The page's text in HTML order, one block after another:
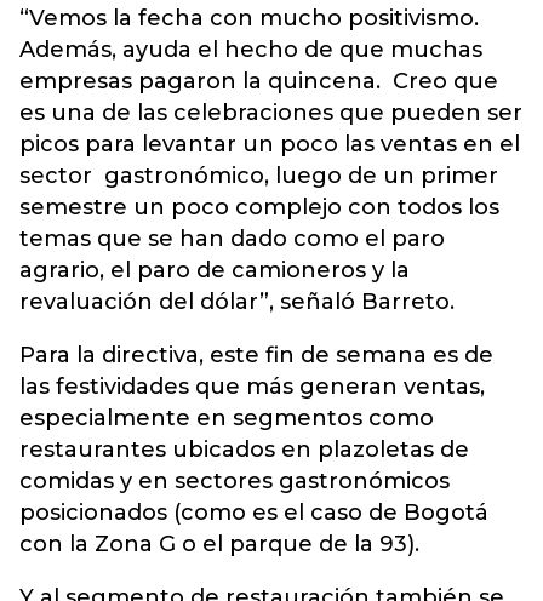
“Vemos la fecha con mucho positivismo.
Además, ayuda el hecho de que muchas
empresas pagaron la quincena. Creo que
es una de las celebraciones que pueden ser
picos para levantar un poco las ventas en el
sector gastronómico, luego de un primer
semestre un poco complejo con todos los
temas que se han dado como el paro
agrario, el paro de camioneros y la
revaluación del dólar”, señaló Barreto.
Para la directiva, este fin de semana es de
las festividades que más generan ventas,
especialmente en segmentos como
restaurantes ubicados en plazoletas de
comidas y en sectores gastronómicos
posicionados (como es el caso de Bogotá
con la Zona G o el parque de la 93).